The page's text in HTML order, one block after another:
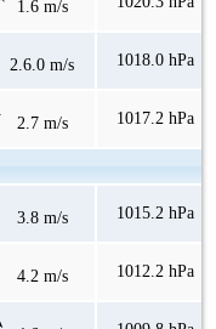
1.6 m/s
2.6.0 m/s 1018.0 hPa
2.7 m/s 1017.2 hPa
3.8 m/s 1015.2 hPa
4.2 m/s 1012.2 hPa